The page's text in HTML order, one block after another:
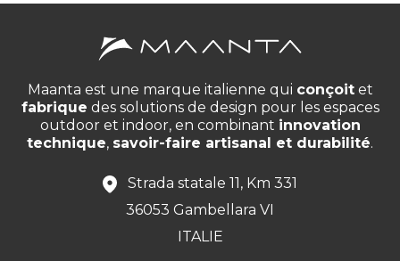
Maanta est une marque italienne qui conçoitet
fabrique des solutions de design pour les espaces
outdoor et indoor, en combinant innovation
technique, savoir-faire artisanal et durabilité.
Strada statale 11, Km 331
36053 Gambellara VI
ITALIE